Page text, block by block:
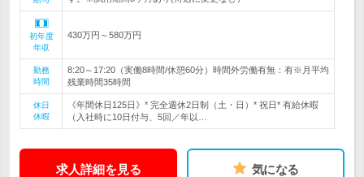
初年度
年収
430万円～580万円
勤務
時間
8:20～17:20（実働8時間/休憩60分）時間外労働有無：有※月平均
残業時間35時間
休日
休暇
《年間休日125日》* 完全週休2日制（土・日）* 祝日* 有給休暇
（入社時に10日付与、5回／年以…
求人詳細を見る 気になる